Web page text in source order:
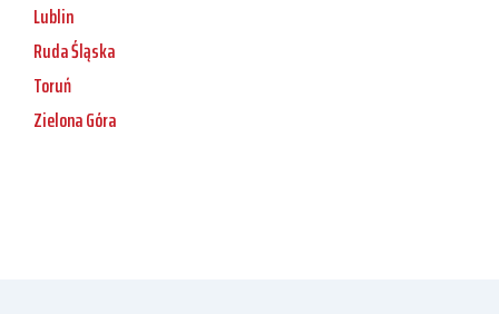
Lublin
Ruda Śląska
Toruń
Zielona Góra